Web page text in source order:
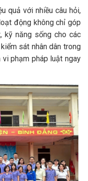
quả với nhiều câu hỏi,
động không chỉ góp
kỹ năng sống cho các
sát nhân dân trong
phạm pháp luật ngay